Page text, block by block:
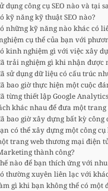
dụng công cụ SEO nào và tại
kỹ năng kỹ thuật SEO nào?
những kỹ năng nào khác có
cụ thể của bạn với
kinh nghiệm gì với việc xây
trải nghiệm gì khi nhận được
sử dụng dữ liệu có cấu trúc
bao giờ thực hiện một cuộc
từng thiết lập Google
khác nhau để đưa một
bao giờ xây dựng bất kỳ công
có thể xây dựng một công
trang web thương mại điện
thành công?
nào để bạn thích ứng với
thường xuyên liên lạc với
gì khi bạn không thể có một